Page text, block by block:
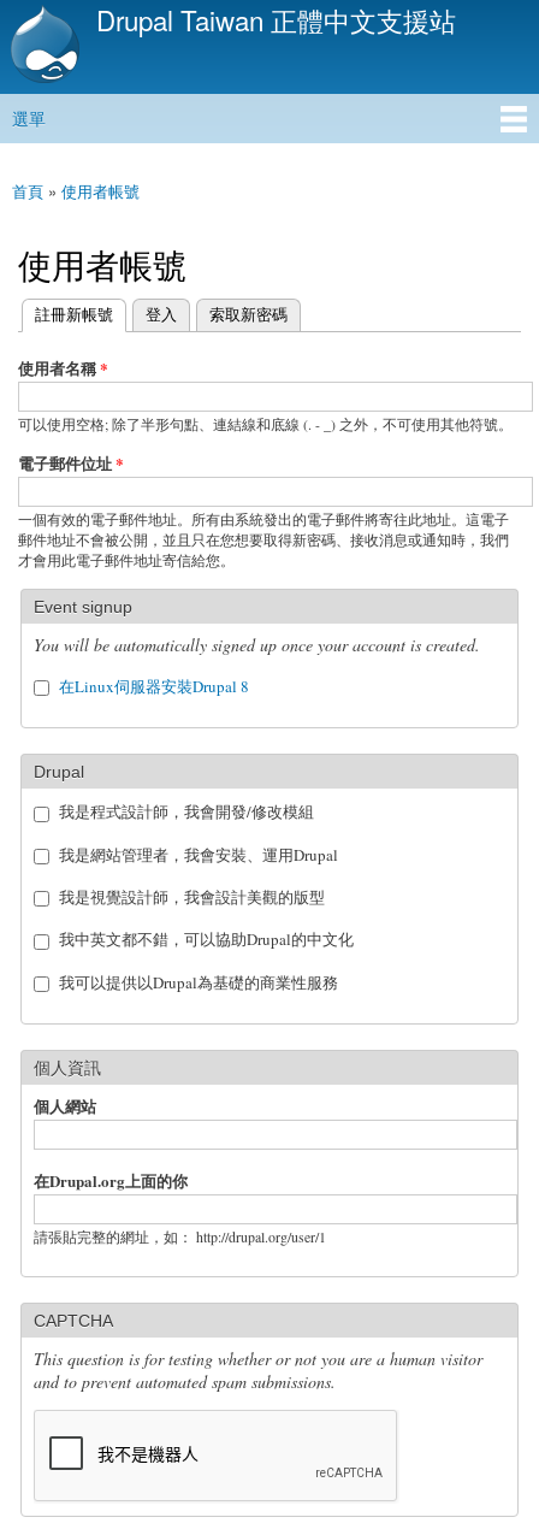
移
內
Drupal Taiwan 正體中文支援站
主選單
選單
您在這裡
首頁 » 使用者帳號
使用者帳號
主要索引標籤
註冊新帳號
(作用中頁籤) 登入 索取新密碼
使用者名稱*
可以使用空格; 除了半形句點、連結線和底線 (. - _) 之外，不可使用其他符號。
電子郵件位址*
一個有效的電子郵件地址。所有由系統發出的電子郵件將寄往此地址。這電子
郵件地址不會被公開，並且只在您想要取得新密碼、接收消息或通知時，我們
才會用此電子郵件地址寄信給您。
Event signup
You will be automatically signed up once your account is created.
在Linux伺服器安裝Drupal 8
Drupal
我是程式設計師，我會開發/修改模組
我是網站管理者，我會安裝、運用Drupal
我是視覺設計師，我會設計美觀的版型
我中英文都不錯，可以協助Drupal的中文化
我可以提供以Drupal為基礎的商業性服務
個人資訊
個人網站
在Drupal.org上面的你
請張貼完整的網址，如： http://drupal.org/user/1
CAPTCHA
This question is for testing whether or not you are a human visitor
and to prevent automated spam submissions.